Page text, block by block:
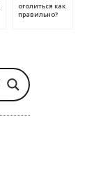
оголиться как
правильно?